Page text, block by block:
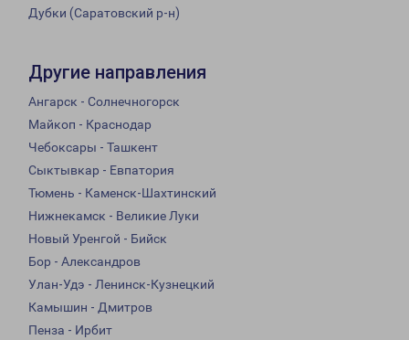
Дубки (Саратовский р-н)
Другие направления
Ангарск - Солнечногорск
Майкоп - Краснодар
Чебоксары - Ташкент
Сыктывкар - Евпатория
Тюмень - Каменск-Шахтинский
Нижнекамск - Великие Луки
Новый Уренгой - Бийск
Бор - Александров
Улан-Удэ - Ленинск-Кузнецкий
Камышин - Дмитров
Пенза - Ирбит